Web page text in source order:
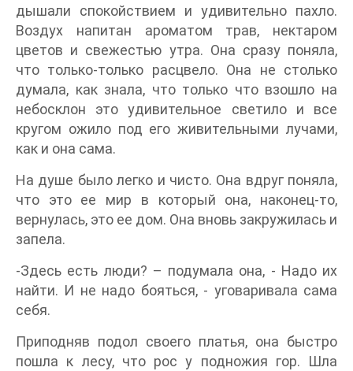
дышали спокойствием и удивительно пахло.
Воздух напитан ароматом трав, нектаром
цветов и свежестью утра. Она сразу поняла,
что только-только расцвело. Она не столько
думала, как знала, что только что взошло на
небосклон это удивительное светило и все
кругом ожило под его живительными лучами,
как и она сама.
На душе было легко и чисто. Она вдруг поняла,
что это ее мир в который она, наконец-то,
вернулась, это ее дом. Она вновь закружилась и
запела.
-Здесь есть люди? – подумала она, - Надо их
найти. И не надо бояться, - уговаривала сама
себя.
Приподняв подол своего платья, она быстро
пошла к лесу, что рос у подножия гор. Шла